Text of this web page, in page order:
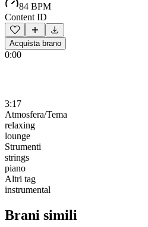
84 BPM
Content ID
Acquista brano
0:00
3:17
Atmosfera/Tema
relaxing
lounge
Strumenti
strings
piano
Altri tag
instrumental
Brani simili